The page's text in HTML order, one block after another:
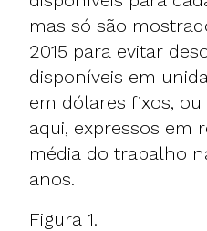
mas só são
2015 para evitar
disponíveis em
em dólares fixos,
aqui, expressos em
média do trabalho
anos.
Figura 1.